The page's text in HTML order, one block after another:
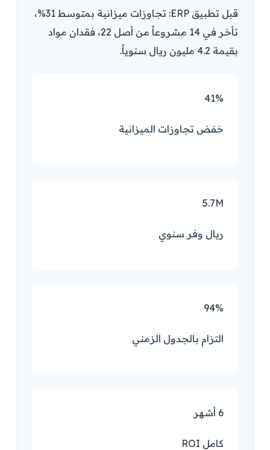
قبل تطبيق ERP: تجاوزات ميزانية بمتوسط 31%،
تأخر في 14 مشروعاً من أصل 22، فقدان مواد
بقيمة 4.2 مليون ريال سنوياً.
41%
خفض تجاوزات الميزانية
5.7M
ريال وفر سنوي
94%
التزام بالجدول الزمني
6 أشهر
ROI كامل